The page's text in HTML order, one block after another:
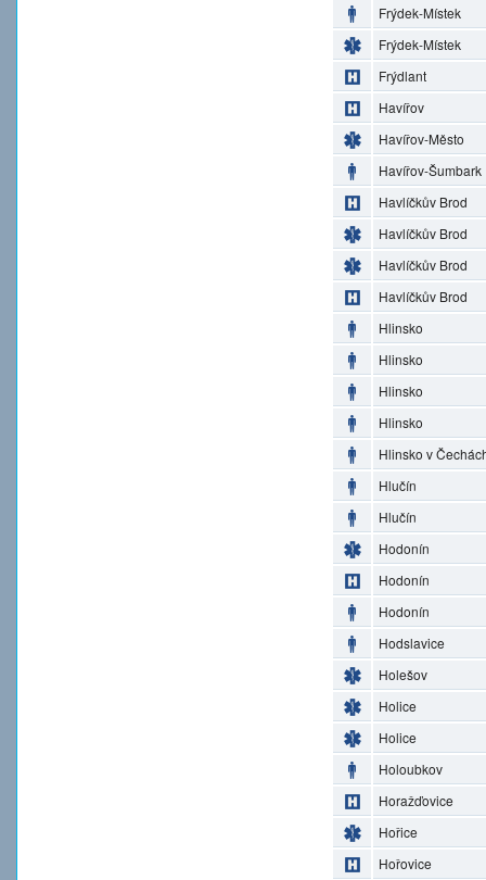
Frýdek-Místek
Frýdek-Místek
Frýdlant
Havířov
Havířov-Město
Havířov-Šumbark
Havlíčkův Brod
Havlíčkův Brod
Havlíčkův Brod
Havlíčkův Brod
Hlinsko
Hlinsko
Hlinsko
Hlinsko
Hlinsko v
Hlučín
Hlučín
Hodonín
Hodonín
Hodonín
Hodslavice
Holešov
Holice
Holice
Holoubkov
Horažďovice
Hořice
Hořovice